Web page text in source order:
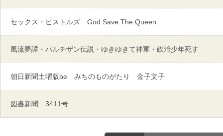
セックス・ピストルズ God Save The Queen
風流夢譚・パルチザン伝説・ゆきゆきて神軍・政治少年死す
朝日新聞土曜版be みちのものがたり 金子文子
図書新聞 3411号